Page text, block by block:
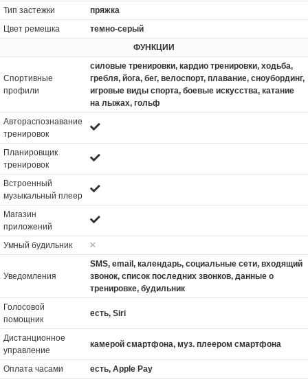
Тип застежки
пряжка
Цвет ремешка
темно-серый
ФУНКЦИИ
Спортивные
профили
силовые тренировки, кардио тренировки, ходьба,
гребля, йога, бег, велоспорт, плавание, сноубординг,
игровые виды спорта, боевые искусства, катание
на лыжах, гольф
Автораспознавание
тренировок
Планировщик
тренировок
Встроенный
музыкальный плеер
Магазин
приложений
Умный будильник
Уведомления
SMS, email, календарь, социальные сети, входящий
звонок, список последних звонков, данные о
тренировке, будильник
Голосовой
помощник
есть, Siri
Дистанционное
управление
камерой смартфона, муз. плеером смартфона
Оплата часами есть, Apple Pay